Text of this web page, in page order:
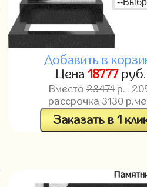
Добавить в
Цена 18777руб.
Вместо23471 р. -
рассрочка 3130
Заказать в 1